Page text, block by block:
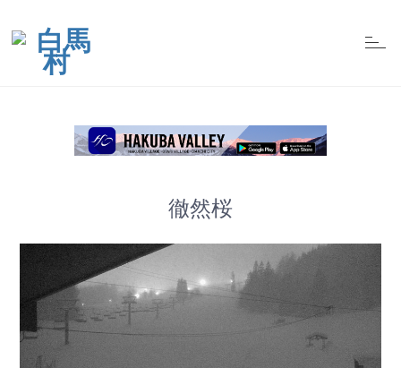
t
o
n
徹然桜